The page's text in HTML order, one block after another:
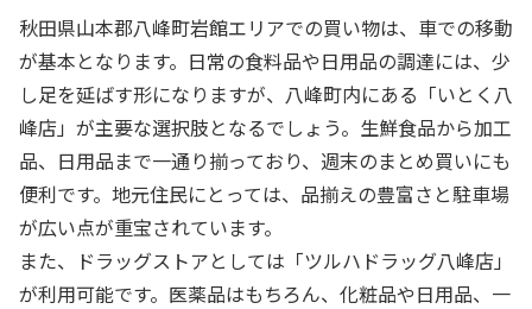
秋田県山本郡八峰町岩館エリアでの買い物は、車での移動
が基本となります。日常の食料品や日用品の調達には、少
し足を延ばす形になりますが、八峰町内にある「いとく八
峰店」が主要な選択肢となるでしょう。生鮮食品から加工
品、日用品まで一通り揃っており、週末のまとめ買いにも
便利です。地元住民にとっては、品揃えの豊富さと駐車場
が広い点が重宝されています。
また、ドラッグストアとしては「ツルハドラッグ八峰店」
が利用可能です。医薬品はもちろん、化粧品や日用品、一